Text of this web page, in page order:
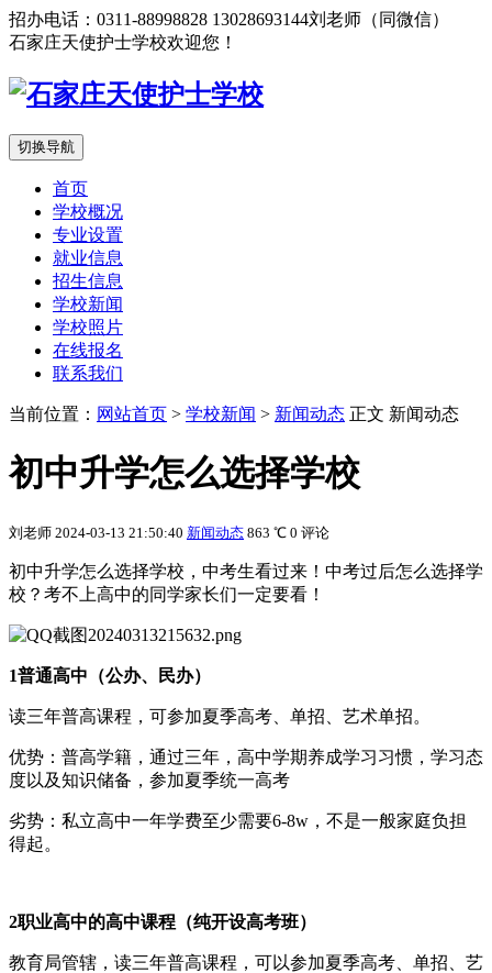
招办电话：0311-88998828 13028693144刘老师（同微信）
石家庄天使护士学校欢迎您！
切换导航
首页
学校概况
专业设置
就业信息
招生信息
学校新闻
学校照片
在线报名
联系我们
当前位置： 网站首页 > 学校新闻 > 新闻动态 正文 新闻动态
初中升学怎么选择学校
刘老师 2024-03-13 21:50:40 新闻动态 863 ℃ 0 评论
初中升学怎么选择学校，中考生看过来！中考过后怎么选择学
校？考不上高中的同学家长们一定要看！
1普通高中（公办、民办）
读三年普高课程，可参加夏季高考、单招、艺术单招。
优势：普高学籍，通过三年，高中学期养成学习习惯，学习态
度以及知识储备，参加夏季统一高考
劣势：私立高中一年学费至少需要6-8w，不是一般家庭负担
得起。
2职业高中的高中课程（纯开设高考班）
教育局管辖，读三年普高课程，可以参加夏季高考、单招、艺